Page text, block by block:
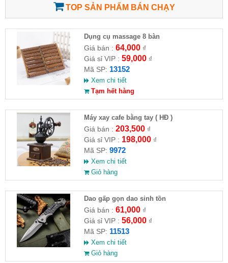
TOP SẢN PHẨM BÁN CHẠY
Dụng cụ massage 8 bàn
Giá bán : 64,000₫
Giá sỉ VIP : 59,000₫
Mã SP: 13152
Xem chi tiết
Tạm hết hàng
Máy xay cafe bằng tay ( HĐ )
Giá bán : 203,500₫
Giá sỉ VIP : 198,000₫
Mã SP: 9972
Xem chi tiết
Giỏ hàng
Dao gấp gọn dao sinh tồn
Giá bán : 61,000₫
Giá sỉ VIP : 56,000₫
Mã SP: 11513
Xem chi tiết
Giỏ hàng